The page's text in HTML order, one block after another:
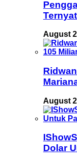
August
August
Dolar